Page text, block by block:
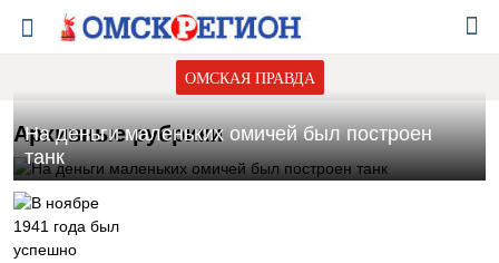
ОМСКАЯ ПРАВДА
Архивные рубрики
На деньги маленьких омичей был построен
танк